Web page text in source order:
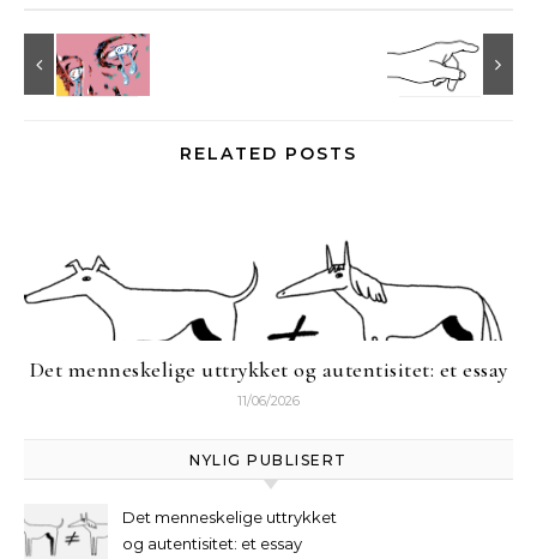
RELATED POSTS
Det menneskelige uttrykket og autentisitet: et essay
11/06/2026
NYLIG PUBLISERT
Det menneskelige uttrykket
og autentisitet: et essay